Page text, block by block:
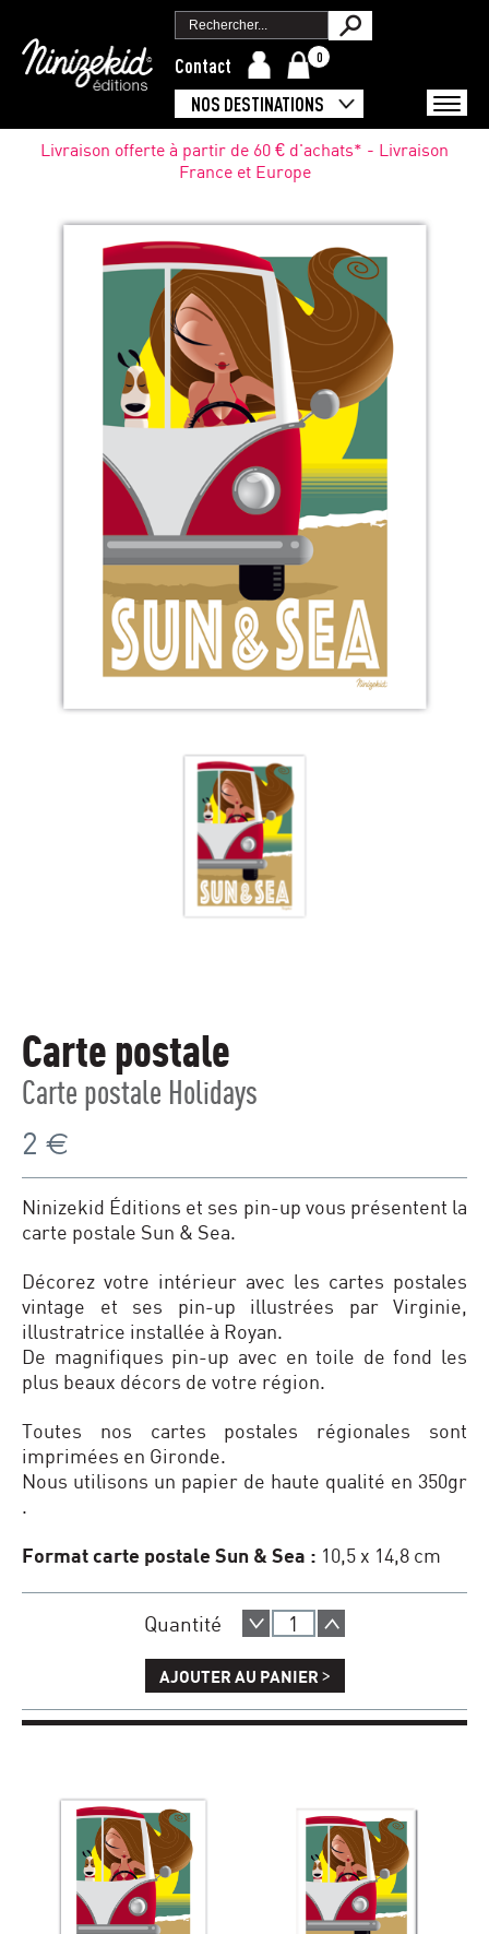
Contact 0
NOS DESTINATIONS
Livraison offerte à partir de 60 € d'achats* - Livraison
France et Europe
Carte postale
Carte postale Holidays
2 €
Ninizekid Éditions et ses pin-up vous présentent la
carte postale Sun & Sea.
Décorez votre intérieur avec les cartes postales
vintage et ses pin-up illustrées par Virginie,
illustratrice installée à Royan.
De magnifiques pin-up avec en toile de fond les
plus beaux décors de votre région.
Toutes nos cartes postales régionales sont
imprimées en Gironde.
Nous utilisons un papier de haute qualité en 350gr
.
Format carte postale Sun & Sea : 10,5 x 14,8 cm
Quantité
AJOUTER AU PANIER >